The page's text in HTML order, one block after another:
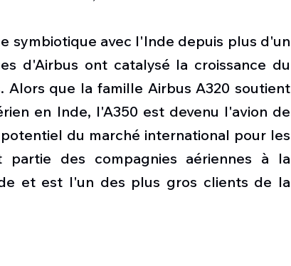
symbiotique avec l'Inde depuis plus d'un
d'Airbus ont catalysé la croissance du
que la famille Airbus A320 soutient
en Inde, l'A350 est devenu l'avion de
du marché international pour les
partie des compagnies aériennes à la
et est l'un des plus gros clients de la